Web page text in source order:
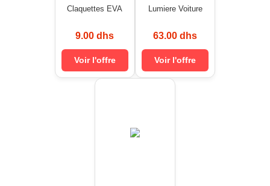
Claquettes EVA
9.00 dhs
Voir l'offre
Lumiere Voiture
63.00 dhs
Voir l'offre